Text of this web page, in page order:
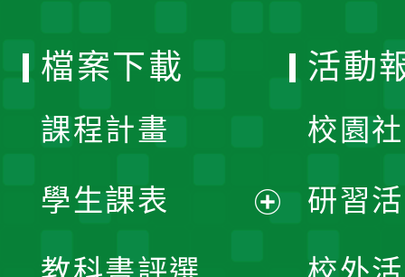
檔案下載
課程計畫
學生課表
活動
校園
研習